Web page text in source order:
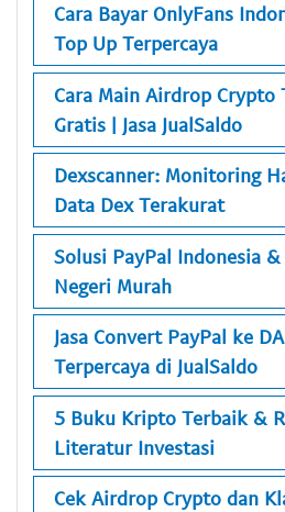
Cara Bayar OnlyFans
Top Up Terpercaya
Cara Main Airdrop Crypto
Gratis | Jasa JualSaldo
Dexscanner: Monitoring
Data Dex Terakurat
Solusi PayPal Indonesia
Negeri Murah
Jasa Convert PayPal ke
Terpercaya di JualSaldo
5 Buku Kripto Terbaik &
Literatur Investasi
Cek Airdrop Crypto dan